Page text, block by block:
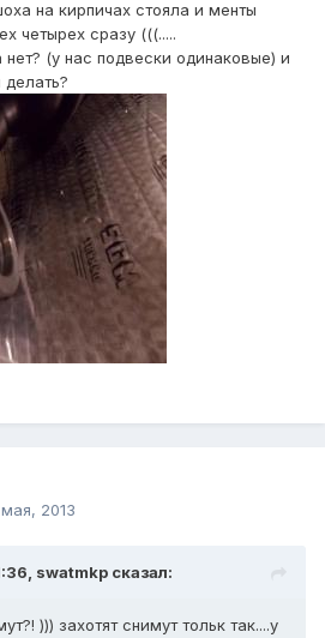
на кирпичах стояла и менты
четырех сразу (((.....
нет? (у нас подвески одинаковые) и
2013
swatmkp сказал:
))) захотят снимут тольк так....у